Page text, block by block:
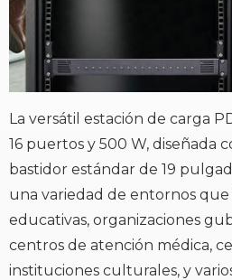
La versátil estación de carga
16 puertos y 500 W, diseñada
bastidor estándar de 19
una variedad de entornos
educativas, organizaciones
centros de atención médica,
instituciones culturales, y